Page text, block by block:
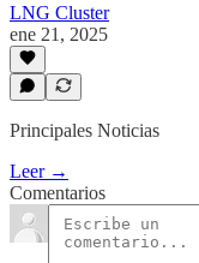
LNG Cluster
ene 21, 2025
Principales Noticias
Leer →
Comentarios